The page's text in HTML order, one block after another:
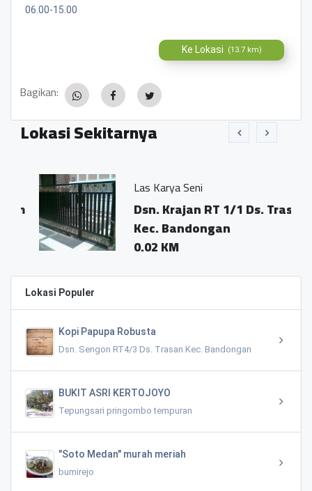
06.00-15.00
Ke Lokasi (13.7 km)
Bagikan:
Lokasi Sekitarnya
Las Karya Seni
Dsn. Krajan RT 1/1 Ds. Trasan
Kec. Bandongan
0.02 KM
Lokasi Populer
Kopi Papupa Robusta
Dsn. Sengon RT4/3 Ds. Trasan Kec. Bandongan
BUKIT ASRI KERTOJOYO
Tepungsari pringombo tempuran
"Soto Medan" murah meriah
bumirejo